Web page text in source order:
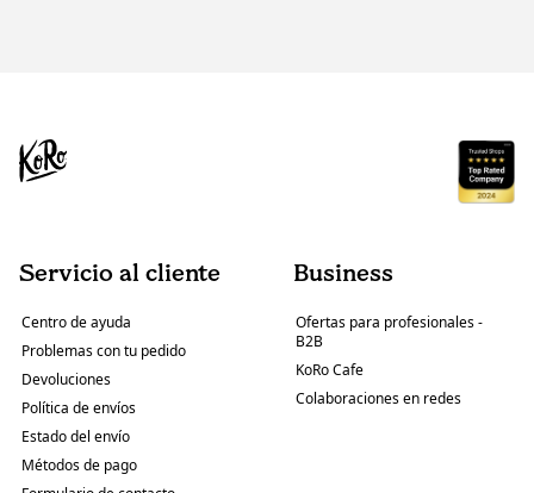
Servicio al cliente
Centro de ayuda
Problemas con tu pedido
Devoluciones
Política de envíos
Estado del envío
Métodos de pago
Business
Ofertas para profesionales -
B2B
KoRo Cafe
Colaboraciones en redes